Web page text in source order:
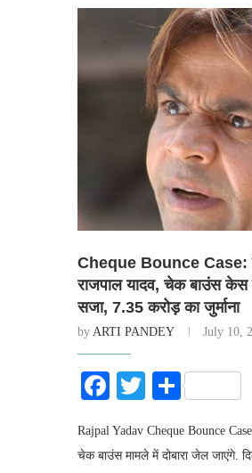
Cheque Bounce Case:
राजपाल यादव, चेक बाउंस केस
सजा, 7.35 करोड़ का जुर्माना
by ARTI PANDEY July 10,
Facebook
Twitter
Share
Rajpal Yadav Cheque Bounce
चेक बाउंस मामले में दोबारा जेल जाएंगे.